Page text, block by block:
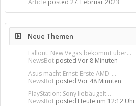
Article posted 27. Februar 2023
Neue Themen
Fallout: New Vegas bekommt über...
NewsBot posted Vor 8 Minuten
Asus macht Ernst: Erste AMD-...
NewsBot posted Vor 48 Minuten
PlayStation: Sony liebäugelt...
NewsBot posted Heute um 12:12 Uhr